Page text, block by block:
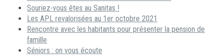
Souriez-vous êtes au Sanitas !
Les APL revalorisées au 1er octobre 2021
Rencontre avec les habitants pour présenter la pension de
famille
Séniors : on vous écoute